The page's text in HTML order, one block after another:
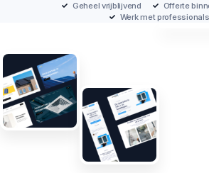
Geheel vrijblijvend
Offerte
Werk met professionals